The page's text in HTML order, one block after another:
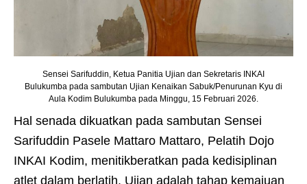
Sensei Sarifuddin, Ketua Panitia Ujian dan Sekretaris INKAI
Bulukumba pada sambutan Ujian Kenaikan Sabuk/Penurunan Kyu di
Aula Kodim Bulukumba pada Minggu, 15 Februari 2026.
Hal senada dikuatkan pada sambutan Sensei
Sarifuddin Pasele Mattaro Mattaro, Pelatih Dojo
INKAI Kodim, menitikberatkan pada kedisiplinan
atlet dalam berlatih. Ujian adalah tahap kemajuan